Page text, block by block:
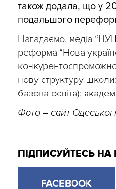
також додала, що у
подальшого
Нагадаємо, медіа
реформа “Нова
нову структуру
базова освіта);
Фото – сайт Одеської
ПІДПИСУЙТЕСЬ НА
FACEBOOK